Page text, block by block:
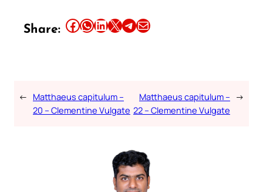
Share: Share this article on Facebook Share this article on WhatsApp Share this article on LinkedIn Share this article on X Share this article on TelegramEmail this Article
← Matthaeus capitulum –
20 – Clementine Vulgate
Matthaeus capitulum –
22 – Clementine Vulgate
→